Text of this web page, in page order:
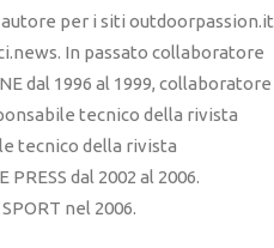
per i siti outdoorpassion.it
In passato collaboratore
dal 1996 al 1999, collaboratore
tecnico della rivista
tecnico della rivista
PRESS dal 2002 al 2006.
nel 2006.